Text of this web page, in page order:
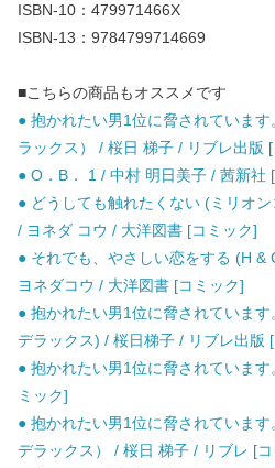
ISBN-10：479971466X
ISBN-13：9784799714669
■こちらの商品もオススメです
● 抱かれたい男1位に脅されていま
ラックス） / 桜日 梯子 / リブレ出版
● O．B． 1 / 中村 明日美子 / 茜新社
● どうしても触れたくない (ミリオ
/ ヨネダ コウ / 大洋図書 [コミック]
● それでも、やさしい恋をする (H
ヨネダコウ / 大洋図書 [コミック]
● 抱かれたい男1位に脅されていま
デラックス) / 桜日梯子 / リブレ出版
● 抱かれたい男1位に脅されていま
ミック]
● 抱かれたい男1位に脅されていま
デラックス） / 桜日 梯子 / リブレ [